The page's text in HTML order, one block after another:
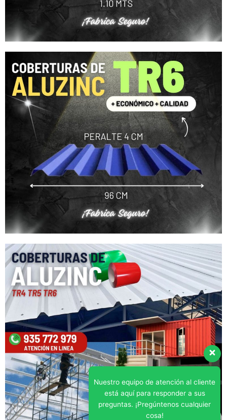
Nuestro equipo de atención al cliente
está aquí para responder a sus
preguntas. ¡Pregúntenos cualquier
Hola, ¿en qué puedo ayudar?